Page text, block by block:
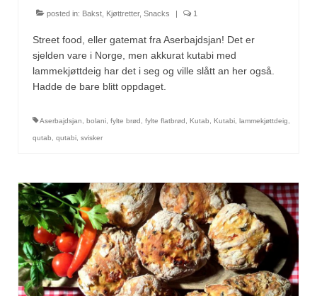
posted in: Bakst Kjøttretter, Snacks | 1
Street food, eller gatemat fra Aserbajdsjan! Det er
sjelden vare i Norge, men akkurat kutabi med
lammekjøttdeig har det i seg og ville slått an her også.
Hadde de bare blitt oppdaget.
Aserbajdsjan bolani fylte brød fylte flatbrød Kutab Kutabi lammekjøttdeig
qutab qutabi svisker